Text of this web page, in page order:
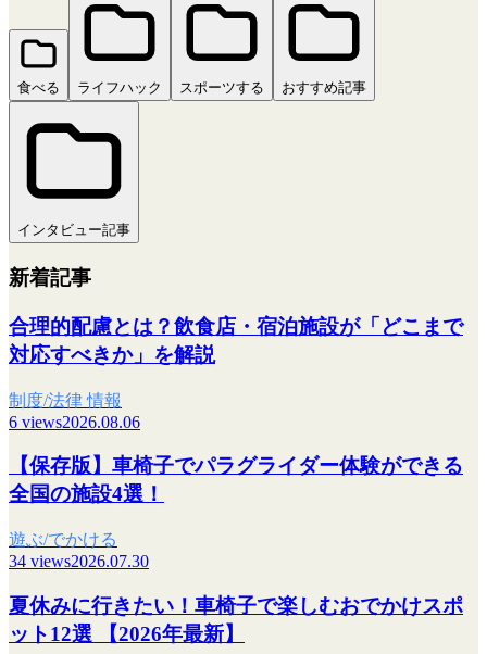
食べる ライフハック スポーツする おすすめ記事
インタビュー記事
新着記事
合理的配慮とは？飲食店・宿泊施設が「どこまで
対応すべきか」を解説
制度/法律 情報
6 views2026.08.06
【保存版】車椅子でパラグライダー体験ができる
全国の施設4選！
遊ぶ/でかける
34 views2026.07.30
夏休みに行きたい！車椅子で楽しむおでかけスポ
ット12選 【2026年最新】